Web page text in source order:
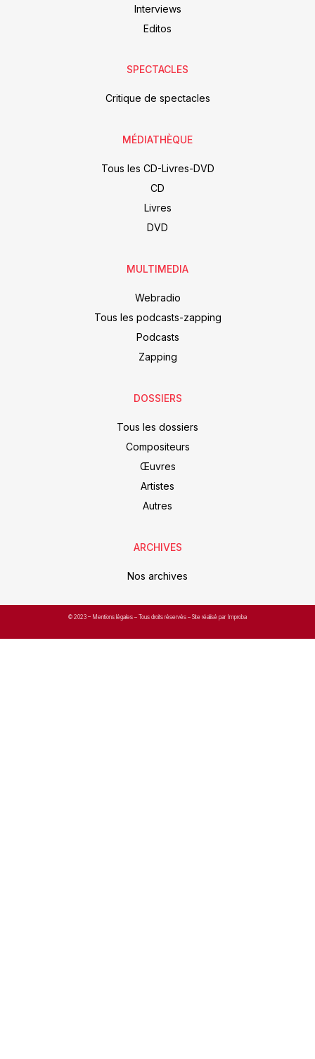
Interviews
Editos
SPECTACLES
Critique de spectacles
MÉDIATHÈQUE
Tous les CD-Livres-DVD
CD
Livres
DVD
MULTIMEDIA
Webradio
Tous les podcasts-zapping
Podcasts
Zapping
DOSSIERS
Tous les dossiers
Compositeurs
Œuvres
Artistes
Autres
ARCHIVES
Nos archives
© 2023 – Mentions légales – Tous droits réservés – Site réalisé par Improba